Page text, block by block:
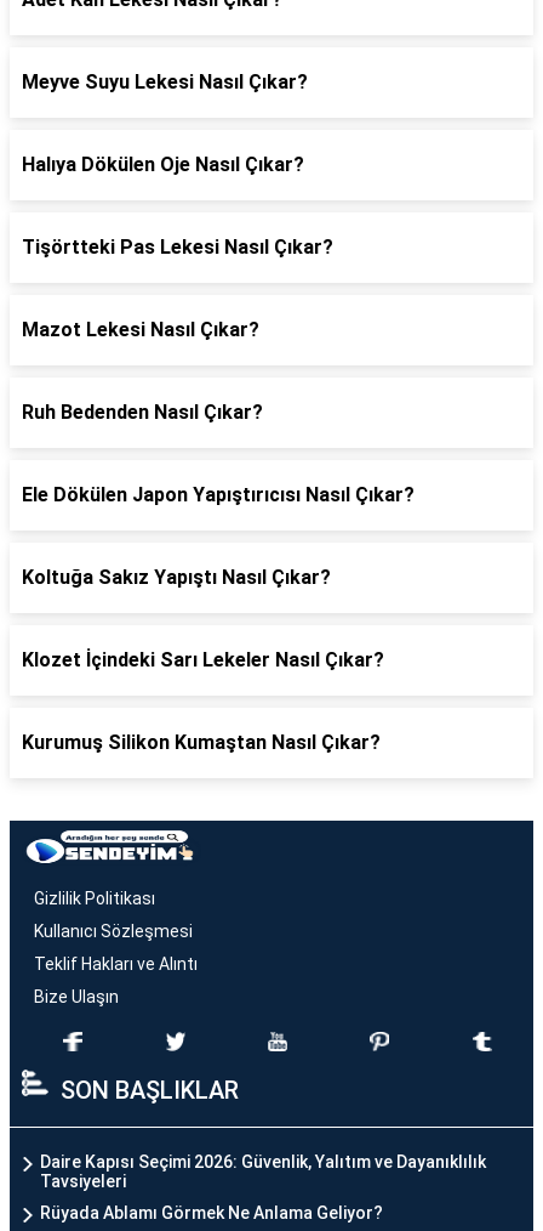
Meyve Suyu Lekesi Nasıl Çıkar?
Halıya Dökülen Oje Nasıl Çıkar?
Tişörtteki Pas Lekesi Nasıl Çıkar?
Mazot Lekesi Nasıl Çıkar?
Ruh Bedenden Nasıl Çıkar?
Ele Dökülen Japon Yapıştırıcısı Nasıl Çıkar?
Koltuğa Sakız Yapıştı Nasıl Çıkar?
Klozet İçindeki Sarı Lekeler Nasıl Çıkar?
Kurumuş Silikon Kumaştan Nasıl Çıkar?
Gizlilik Politikası
Kullanıcı Sözleşmesi
Teklif Hakları ve Alıntı
Bize Ulaşın
SON BAŞLIKLAR
Daire Kapısı Seçimi 2026: Güvenlik, Yalıtım ve Dayanıklılık
Tavsiyeleri
Rüyada Ablamı Görmek Ne Anlama Geliyor?